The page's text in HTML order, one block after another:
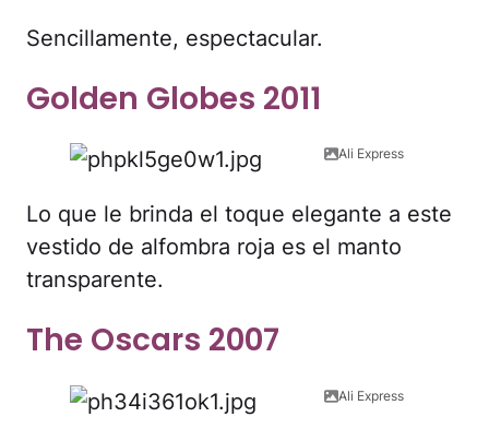
Sencillamente, espectacular.
Golden Globes 2011
Ali Express
Lo que le brinda el toque elegante a este
vestido de alfombra roja es el manto
transparente.
The Oscars 2007
Ali Express